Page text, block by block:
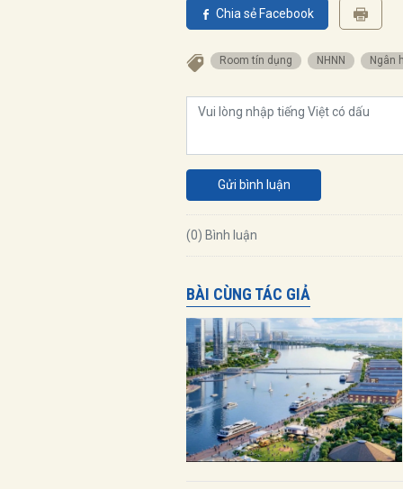
Chia sẻ Facebook
Room tín dụng NHNN
Gửi bình luận
(0) Bình luận
BÀI CÙNG TÁC GIẢ